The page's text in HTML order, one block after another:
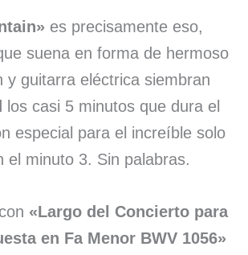
es precisamente eso,
suena en forma de hermoso
y guitarra eléctrica siembran
los casi 5 minutos que dura el
especial para el increíble solo
el minuto 3. Sin palabras.
«Largo del Concierto para
en Fa Menor BWV 1056»